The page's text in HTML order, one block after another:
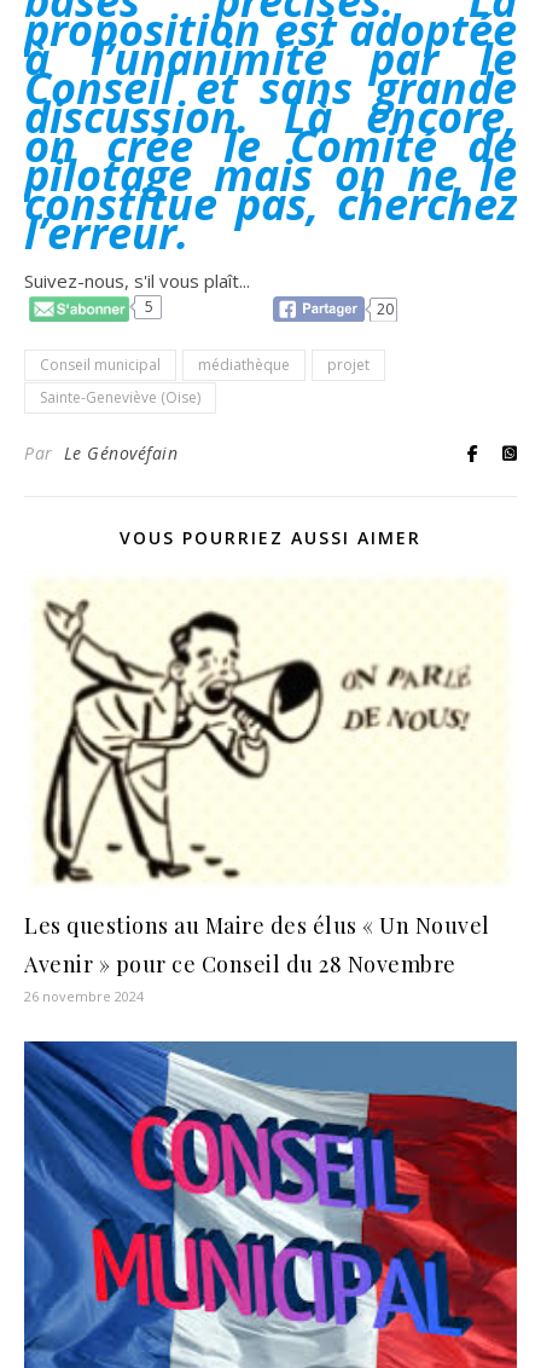
proposition est adoptée
à l’unanimité par le
Conseil et sans grande
discussion. Là encore,
on crée le Comité de
pilotage mais on ne le
constitue pas, cherchez
l’erreur.
Suivez-nous, s'il vous plaît...
5 20
Conseil municipal médiathèque
projet
Sainte-Geneviève (Oise)
Par Le Génovéfain
VOUS POURRIEZ AUSSI AIMER
Les questions au Maire des élus « Un Nouvel
Avenir » pour ce Conseil du 28 Novembre
26 novembre 2024